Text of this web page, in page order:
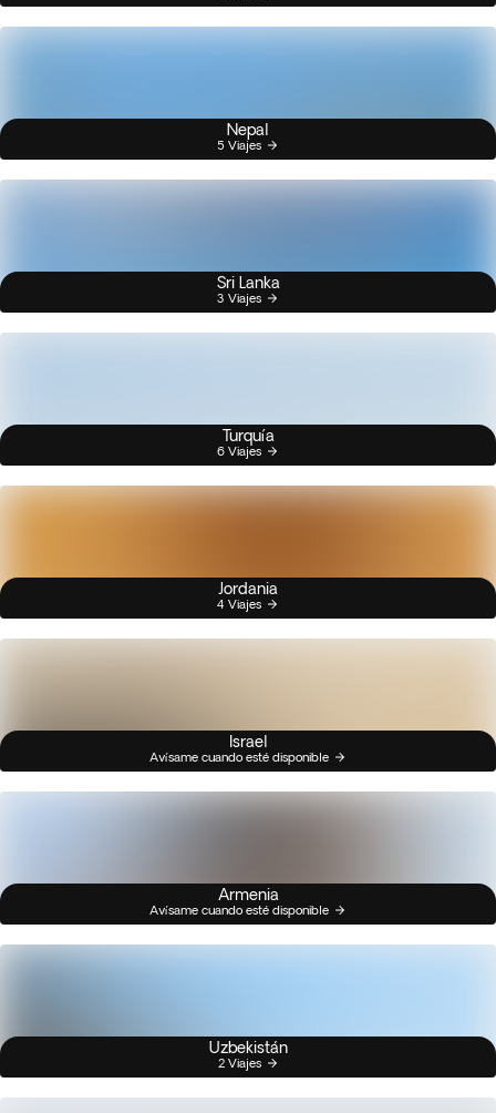
Nepal
5 Viajes
Sri Lanka
3 Viajes
Turquía
6 Viajes
Jordania
4 Viajes
Israel
Avísame cuando esté disponible
Armenia
Avísame cuando esté disponible
Uzbekistán
2 Viajes